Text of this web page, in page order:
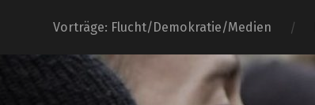
Vorträge: Flucht/Demokratie/Medien